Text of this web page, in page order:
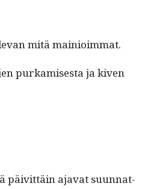
mitä mainioimmat.
purkamis­es­ta ja kiv­en
päivit­täin aja­vat suun­nat­